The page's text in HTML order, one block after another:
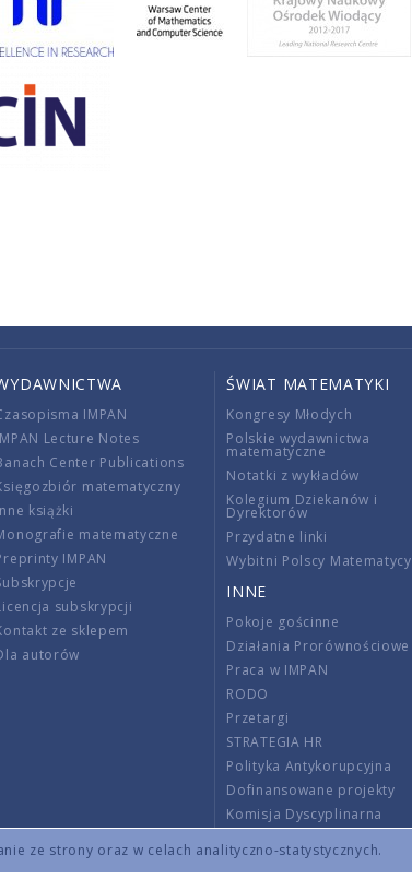
ze strony oraz w celach analityczno-statystycznych.
IMPAN
Lecture Notes
Center Publications
matematyczny
książki
matematyczne
IMPAN
subskrypcji
ze sklepem
autorów
ŚWIAT MATEMATYKI
Kongresy Młodych
Polskie wydawnictwa
matematyczne
Notatki z wykładów
Kolegium Dziekanów i
Dyrektorów
Przydatne linki
Wybitni Polscy Matematycy
INNE
Pokoje gościnne
Działania Prorównościowe
Praca w IMPAN
RODO
Przetargi
STRATEGIA HR
Polityka Antykorupcyjna
Dofinansowane projekty
Komisja Dyscyplinarna
Wnoszenie opłat